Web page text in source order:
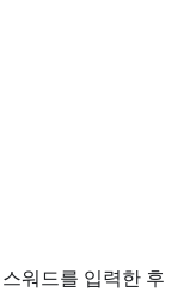
워드를 입력한 후